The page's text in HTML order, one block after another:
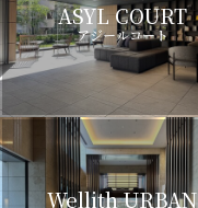
ASYL COURT
アジールコート
Wellith URBAN